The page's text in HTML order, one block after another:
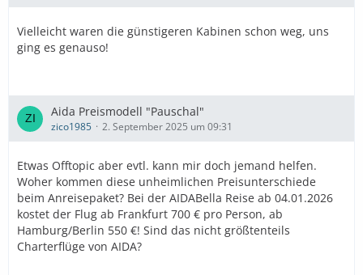
Vielleicht waren die günstigeren Kabinen schon weg, uns
ging es genauso!
Aida Preismodell "Pauschal"
zico1985 2. September 2025 um 09:31
Etwas Offtopic aber evtl. kann mir doch jemand helfen.
Woher kommen diese unheimlichen Preisunterschiede
beim Anreisepaket? Bei der AIDABella Reise ab 04.01.2026
kostet der Flug ab Frankfurt 700 € pro Person, ab
Hamburg/Berlin 550 €! Sind das nicht größtenteils
Charterflüge von AIDA?